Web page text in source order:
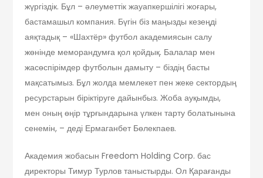
жүргіздік. Бұл – әлеуметтік жауапкершілігі жоғары,
бастамашыл компания. Бүгін біз маңызды кезеңді
аяқтадық – «Шахтёр» футбол академиясын салу
жөнінде меморандумға қол қойдық. Балалар мен
жасөспірімдер футболын дамыту – біздің басты
мақсатымыз. Бұл жолда мемлекет пен жеке сектордың
ресурстарын біріктіруге дайынбыз. Жоба ауқымды,
мен оның өңір тұрғындарына үлкен тарту болатынына
сенемін, – деді Ермаганбет Бөлекпаев.
Академия жобасын Freedom Holding Corp. бас
директоры Тимур Турлов таныстырды. Ол Қарағанды